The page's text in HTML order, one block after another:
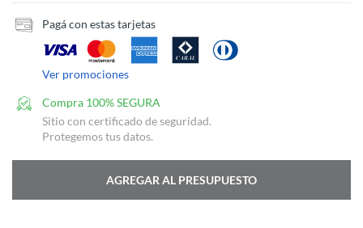
Pagá con estas tarjetas
Ver promociones
Compra 100% SEGURA
Sitio con certificado de seguridad.
Protegemos tus datos.
AGREGAR AL PRESUPUESTO